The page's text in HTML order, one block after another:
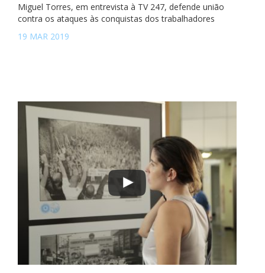
Miguel Torres, em entrevista à TV 247, defende união
contra os ataques às conquistas dos trabalhadores
19 MAR 2019